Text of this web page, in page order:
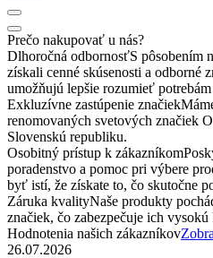
Prečo nakupovať u nás?
Dlhoročná odbornosťS pôsobením
získali cenné skúsenosti a odborné
umožňujú lepšie rozumieť
Exkluzívne zastúpenie značiek
renomovaných svetových značiek
Slovenskú republiku.
Osobitný prístup k zákazníkom
poradenstvo a pomoc pri výbere
byť istí, že získate to, čo skutočne
Záruka kvalityNaše produkty
značiek, čo zabezpečuje ich
Hodnotenia našich zákazníkov
26.07.2026